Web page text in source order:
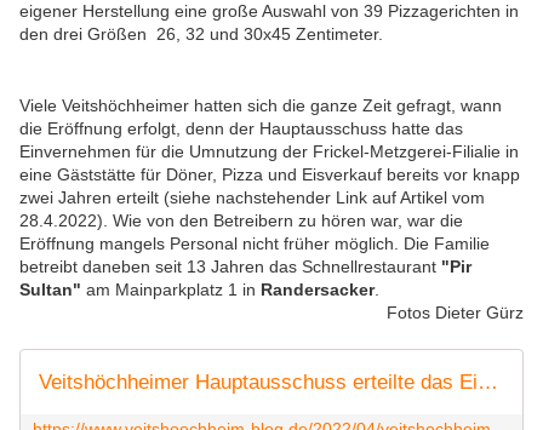
eigener Herstellung eine große Auswahl von 39 Pizzagerichten in
den drei Größen 26, 32 und 30x45 Zentimeter.
Viele Veitshöchheimer hatten sich die ganze Zeit gefragt, wann
die Eröffnung erfolgt, denn der Hauptausschuss hatte das
Einvernehmen für die Umnutzung der Frickel-Metzgerei-Filialie in
eine Gäststätte für Döner, Pizza und Eisverkauf bereits vor knapp
zwei Jahren erteilt (siehe nachstehender Link auf Artikel vom
28.4.2022). Wie von den Betreibern zu hören war, war die
Eröffnung mangels Personal nicht früher möglich. Die Familie
betreibt daneben seit 13 Jahren das Schnellrestaurant "Pir
Sultan" am Mainparkplatz 1 in Randersacker.
Fotos Dieter Gürz
Veitshöchheimer Hauptausschuss erteilte das Einvernehmen für die Umnutzung der Frickel-Metzgerei-Filialie in eine Gäststätte für Döner, Pizza und Eisverkauf - Veitshöchheim News